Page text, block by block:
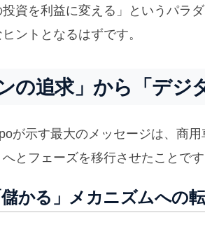
資を利益に変える」というパラ
ントとなるはずです。
の追求」から「デジ
が示す最大のメッセージは、商
とフェーズを移行させたことです
かる」メカニズムへの